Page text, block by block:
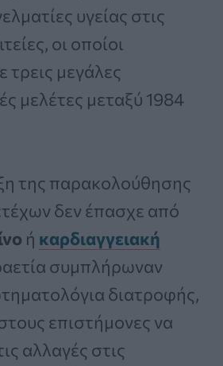
υγείας στις
οι οποίοι
τρεις μεγάλες
μελέτες μεταξύ 1984
της παρακολούθησης
δεν έπασχε από
ή καρδιαγγειακή
συμπλήρωναν
διατροφής,
επιστήμονες να
αλλαγές στις